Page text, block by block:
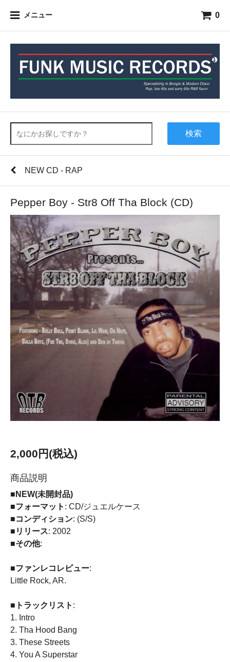
メニュー 0
検索
NEW CD - RAP
Pepper Boy - Str8 Off Tha Block (CD)
2,000円(税込)
商品説明
■NEW(未開封品)
■フォーマット : CD/ジュエルケース
■コンディション: (S/S)
■リリース: 2002
■その他:
■ファンレコレビュー:
Little Rock, AR.
■トラックリスト :
1. Intro
2. Tha Hood Bang
3. These Streets
4. You A Superstar